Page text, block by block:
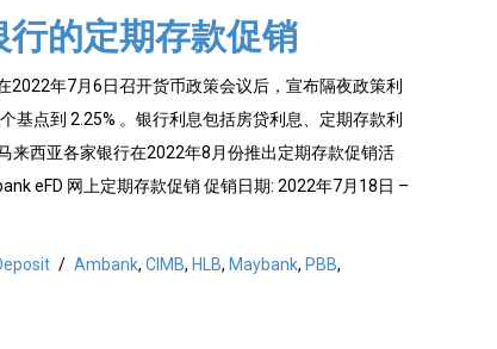
行的定期存款促销
2022年7月6日召开货币政策会议后，宣布隔夜政策利
基点到 2.25% 。银行利息包括房贷利息、定期存款利
来西亚各家银行在2022年8月份推出定期存款促销活
eFD 网上定期存款促销 促销日期: 2022年7月18日 –
/ Ambank, CIMB, HLB, Maybank, PBB,